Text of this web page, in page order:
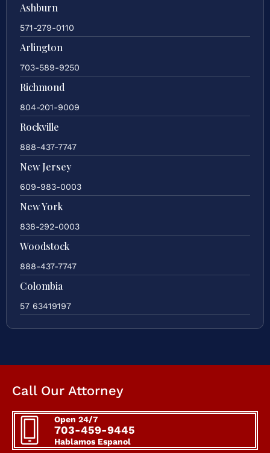
Ashburn
571-279-0110
Arlington
703-589-9250
Richmond
804-201-9009
Rockville
888-437-7747
New Jersey
609-983-0003
New York
838-292-0003
Woodstock
888-437-7747
Colombia
57 63419197
Call Our Attorney
Open 24/7
703-459-9445
Hablamos Espanol